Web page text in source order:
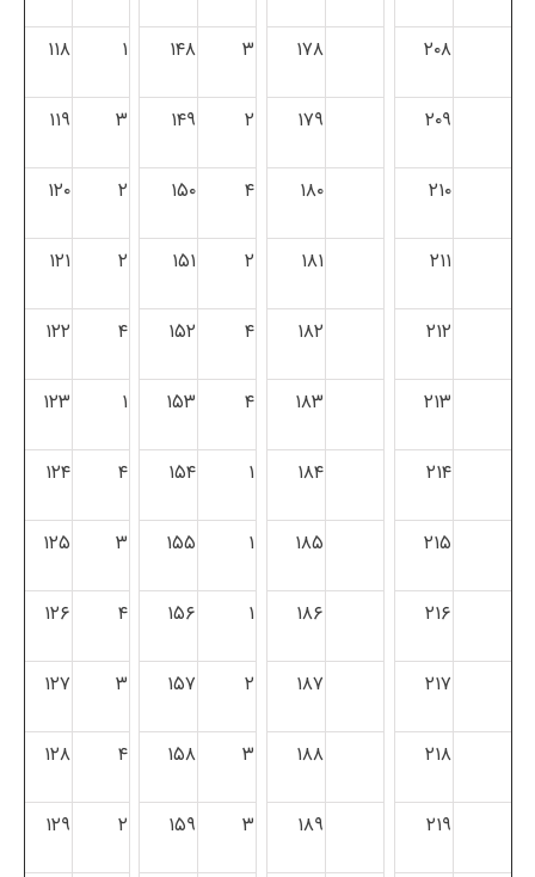
۲۰۸ ۱۷۸ ۳ ۱۴۸ ۱ ۱۱۸
۲۰۹ ۱۷۹ ۲ ۱۴۹ ۳ ۱۱۹
۲۱۰ ۱۸۰ ۴ ۱۵۰ ۲ ۱۲۰
۲۱۱ ۱۸۱ ۲ ۱۵۱ ۲ ۱۲۱
۲۱۲ ۱۸۲ ۴ ۱۵۲ ۴ ۱۲۲
۲۱۳ ۱۸۳ ۴ ۱۵۳ ۱ ۱۲۳
۲۱۴ ۱۸۴ ۱ ۱۵۴ ۴ ۱۲۴
۲۱۵ ۱۸۵ ۱ ۱۵۵ ۳ ۱۲۵
۲۱۶ ۱۸۶ ۱ ۱۵۶ ۴ ۱۲۶
۲۱۷ ۱۸۷ ۲ ۱۵۷ ۳ ۱۲۷
۲۱۸ ۱۸۸ ۳ ۱۵۸ ۴ ۱۲۸
۲۱۹ ۱۸۹ ۳ ۱۵۹ ۲ ۱۲۹